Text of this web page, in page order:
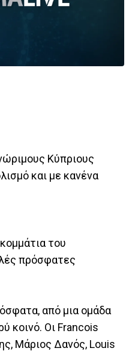
Κύπριους
και με κανένα
του
πρόσφατες
από μια ομάδα
κοινό. Οι Francois
Μάριος Δανός, Louis